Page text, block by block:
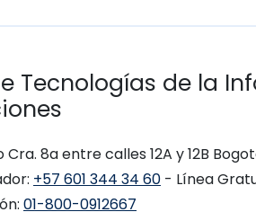
Tecnologías de la
8a entre calles 12A y 12B
+57 601 344 34 60 - Línea
01-800-0912667